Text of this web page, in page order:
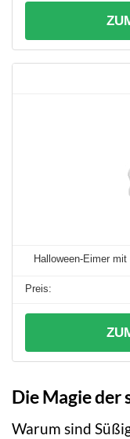
Halloween-Eimer
Die Magie der
Warum sind